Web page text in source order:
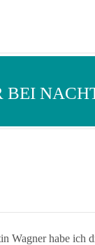
BEI
Wagner habe ich